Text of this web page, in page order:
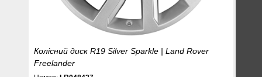
Колісний диск R19 Silver Sparkle | Land Rover
Freelander